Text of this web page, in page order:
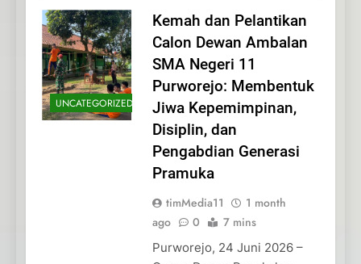
UNCATEGORIZED
Kemah dan Pelantikan
Calon Dewan Ambalan
SMA Negeri 11
Purworejo: Membentuk
Jiwa Kepemimpinan,
Disiplin, dan
Pengabdian Generasi
Pramuka
timMedia11
1 month
ago
0 7 mins
Purworejo, 24 Juni 2026 –